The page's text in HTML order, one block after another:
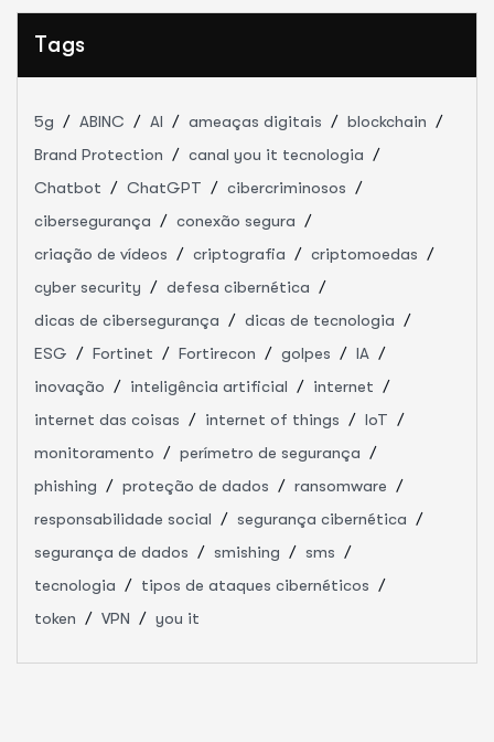
Tags
5g ABINC AI ameaças digitais
blockchain
Brand Protection
canal you it tecnologia
Chatbot
ChatGPT
cibercriminosos
cibersegurança
conexão segura
criação de vídeos
criptografia
criptomoedas
cyber security
defesa cibernética
dicas de cibersegurança
dicas de tecnologia
ESG
Fortinet Fortirecon golpes
IA
inovação
inteligência artificial
internet
internet das coisas
internet of things
IoT
monitoramento
perímetro de segurança
phishing
proteção de dados
ransomware
responsabilidade social
segurança cibernética
segurança de dados
smishing
sms
tecnologia
tipos de ataques cibernéticos
token
VPN you it